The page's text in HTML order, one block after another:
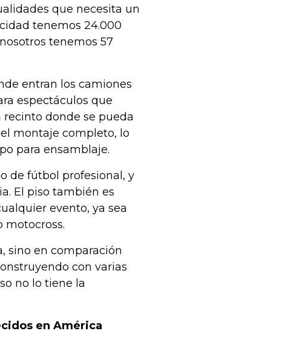
que necesita un
tenemos 24.000
tenemos 57
entran los camiones
espectáculos que
recinto donde se pueda
montaje completo, lo
para ensamblaje.
de fútbol profesional, y
El piso también es
evento, ya sea
sino en comparación
con varias
no lo tiene la
en América